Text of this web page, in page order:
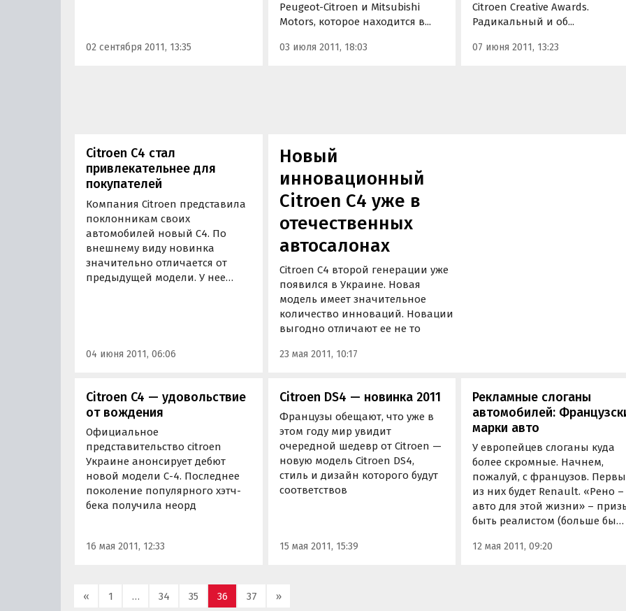
02 сентября 2011, 13:35
Peugeot-Citroen и Mitsubishi
Motors, которое находится в...
03 июля 2011, 18:03
Citroen Creative Awards.
Радикальный и об...
07 июня 2011, 13:23
Citroen С4 стал
привлекательнее для
покупателей
Компания Citroen представила
поклонникам своих
автомобилей новый С4. По
внешнему виду новинка
значительно отличается от
предыдущей модели. У нее
во всю длину.
04 июня 2011, 06:06
Новый
инновационный
Citroen С4 уже в
отечественных
автосалонах
Citroen С4 второй генерации уже
появился в Украине. Новая
модель имеет значительное
количество инноваций. Новации
выгодно отличают ее не то
23 мая 2011, 10:17
Citroen C4 — удовольствие
от вождения
Официальное
представительство citroen
Украине анонсирует дебют
новой модели С-4. Последнее
поколение популярного хэтч-
бека получила неорд
16 мая 2011, 12:33
Citroen DS4 — новинка 2011
Французы обещают, что уже в
этом году мир увидит
очередной шедевр от Citroen —
новую модель Citroen DS4,
стиль и дизайн которого будут
соответствов
15 мая 2011, 15:39
Рекламные слоганы
автомобилей:
марки авто
У европейцев слоганы куда
более скромные. Начнем,
пожалуй, с французов.
из них будет Renault. «Рено –
авто для этой жизни» –
быть реалистом (больше бы
Искусство создавать
12 мая 2011, 09:20
« 1 … 34 35 36 37 »